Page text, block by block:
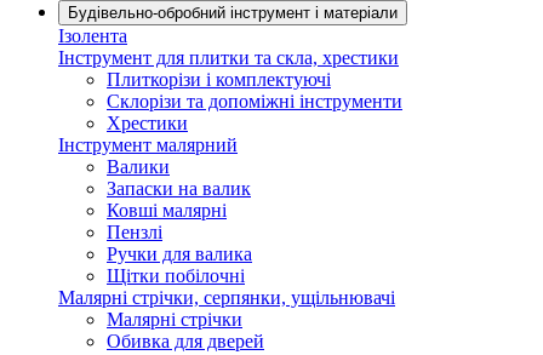
Будівельно-обробний інструмент і матеріали
Ізолента
Інструмент для плитки та скла, хрестики
Плиткорізи і комплектуючі
Склорізи та допоміжні інструменти
Хрестики
Інструмент малярний
Валики
Запаски на валик
Ковші малярні
Пензлі
Ручки для валика
Щітки побілочні
Малярні стрічки, серпянки, ущільнювачі
Малярні стрічки
Обивка для дверей